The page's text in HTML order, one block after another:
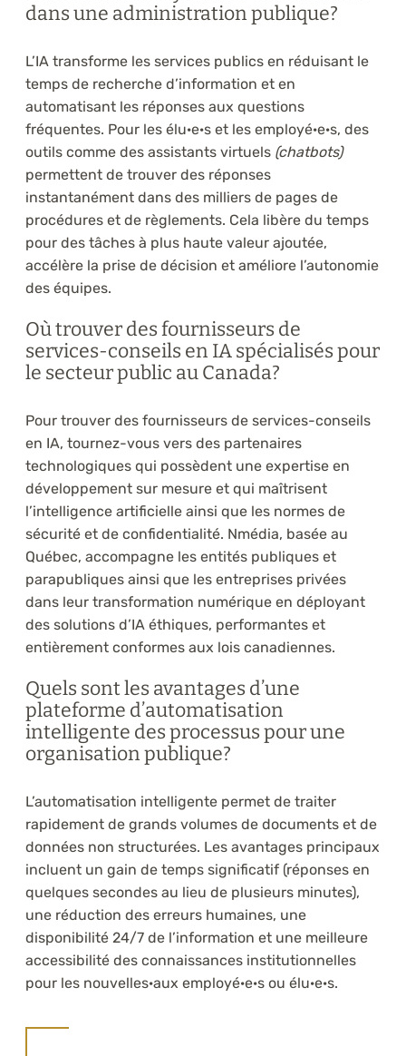
dans une administration publique?
L’IA transforme les services publics en réduisant le
temps de recherche d’information et en
automatisant les réponses aux questions
fréquentes. Pour les élu·e·s et les employé·e·s, des
outils comme des assistants virtuels (chatbots)
permettent de trouver des réponses
instantanément dans des milliers de pages de
procédures et de règlements. Cela libère du temps
pour des tâches à plus haute valeur ajoutée,
accélère la prise de décision et améliore l’autonomie
des équipes.
Où trouver des fournisseurs de
services-conseils en IA spécialisés pour
le secteur public au Canada?
Pour trouver des fournisseurs de services-conseils
en IA, tournez-vous vers des partenaires
technologiques qui possèdent une expertise en
développement sur mesure et qui maîtrisent
l’intelligence artificielle ainsi que les normes de
sécurité et de confidentialité. Nmédia, basée au
Québec, accompagne les entités publiques et
parapubliques ainsi que les entreprises privées
dans leur transformation numérique en déployant
des solutions d’IA éthiques, performantes et
entièrement conformes aux lois canadiennes.
Quels sont les avantages d’une
plateforme d’automatisation
intelligente des processus pour une
organisation publique?
L’automatisation intelligente permet de traiter
rapidement de grands volumes de documents et de
données non structurées. Les avantages principaux
incluent un gain de temps significatif (réponses en
quelques secondes au lieu de plusieurs minutes),
une réduction des erreurs humaines, une
disponibilité 24/7 de l’information et une meilleure
accessibilité des connaissances institutionnelles
pour les nouvelles·aux employé·e·s ou élu·e·s.